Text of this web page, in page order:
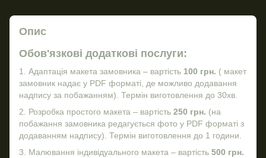
Опис
Обов'язкові додаткові послуги:
1. Адаптація макета замовника – вартість 100 грн. ( макет
замовник надає у PDF форматі, де можливо додавання
надпису за побажанням). Термін виготовлення до 30хв.
2. Розробка простого макета – вартість 250 грн. (на
побажання замовника редагується фото у PDF форматі з
додаванням надпису). Термін виготовлення до 1 години.
3. Малювання індивідуального макета – вартість 500 грн.